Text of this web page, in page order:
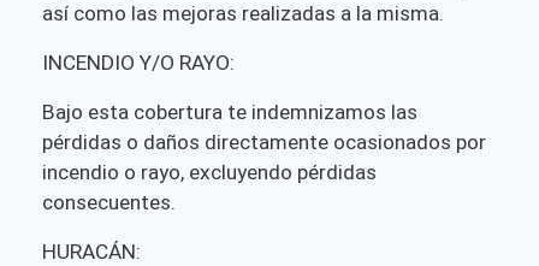
así como las mejoras realizadas a la misma.
INCENDIO Y/O RAYO:
Bajo esta cobertura te indemnizamos las
pérdidas o daños directamente ocasionados por
incendio o rayo, excluyendo pérdidas
consecuentes.
HURACÁN: